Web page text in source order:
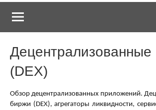
Децентрализованные
(DEX)
Обзор децентрализованных приложений.
биржи (DEX), агрегаторы ликвидности,